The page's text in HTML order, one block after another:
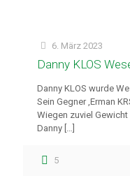
6. März 2023
Danny KLOS
Danny KLOS wurde
Sein Gegner ,Erman
Wiegen zuviel
Danny […]
5